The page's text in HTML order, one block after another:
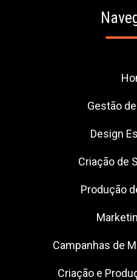
Gestão
Design
Criação de
Produção
Campanhas de
Criação e